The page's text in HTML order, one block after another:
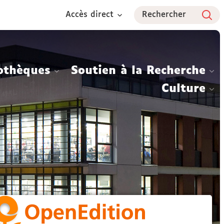
Accès direct Rechercher
Soutien à la Recherche
Culture